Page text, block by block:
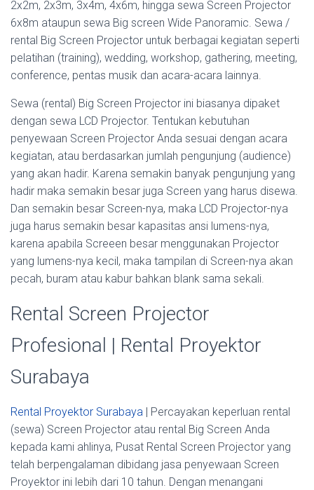
2x2m, 2x3m, 3x4m, 4x6m, hingga sewa Screen Projector
6x8m ataupun sewa Big screen Wide Panoramic. Sewa /
rental Big Screen Projector untuk berbagai kegiatan seperti
pelatihan (training), wedding, workshop, gathering, meeting,
conference, pentas musik dan acara-acara lainnya.
Sewa (rental) Big Screen Projector ini biasanya dipaket
dengan sewa LCD Projector. Tentukan kebutuhan
penyewaan Screen Projector Anda sesuai dengan acara
kegiatan, atau berdasarkan jumlah pengunjung (audience)
yang akan hadir. Karena semakin banyak pengunjung yang
hadir maka semakin besar juga Screen yang harus disewa.
Dan semakin besar Screen-nya, maka LCD Projector-nya
juga harus semakin besar kapasitas ansi lumens-nya,
karena apabila Screeen besar menggunakan Projector
yang lumens-nya kecil, maka tampilan di Screen-nya akan
pecah, buram atau kabur bahkan blank sama sekali.
Rental Screen Projector
Profesional | Rental Proyektor
Surabaya
Rental Proyektor Surabaya | Percayakan keperluan rental
(sewa) Screen Projector atau rental Big Screen Anda
kepada kami ahlinya, Pusat Rental Screen Projector yang
telah berpengalaman dibidang jasa penyewaan Screen
Proyektor ini lebih dari 10 tahun. Dengan menangani